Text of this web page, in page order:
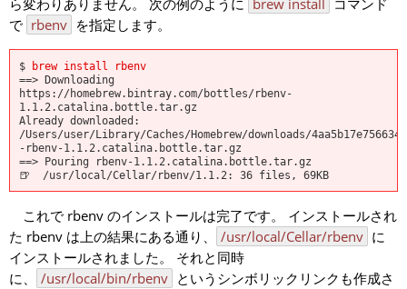
ら変わりありません。 次の例のように brew install コマンド
で rbenv を指定します。
$ brew install rbenv
==> Downloading
https://homebrew.bintray.com/bottles/rbenv-
1.1.2.catalina.bottle.tar.gz
Already downloaded:
/Users/user/Library/Caches/Homebrew/downloads/
-rbenv-1.1.2.catalina.bottle.tar.gz
==> Pouring rbenv-1.1.2.catalina.bottle.tar.gz
これで rbenv のインストールは完了です。 インストールされ
た rbenv は上の結果にある通り、
/usr/local/Cellar/rbenv に
インストールされました。 それと同時
に、
/usr/local/bin/rbenv というシンボリックリンクも作成さ